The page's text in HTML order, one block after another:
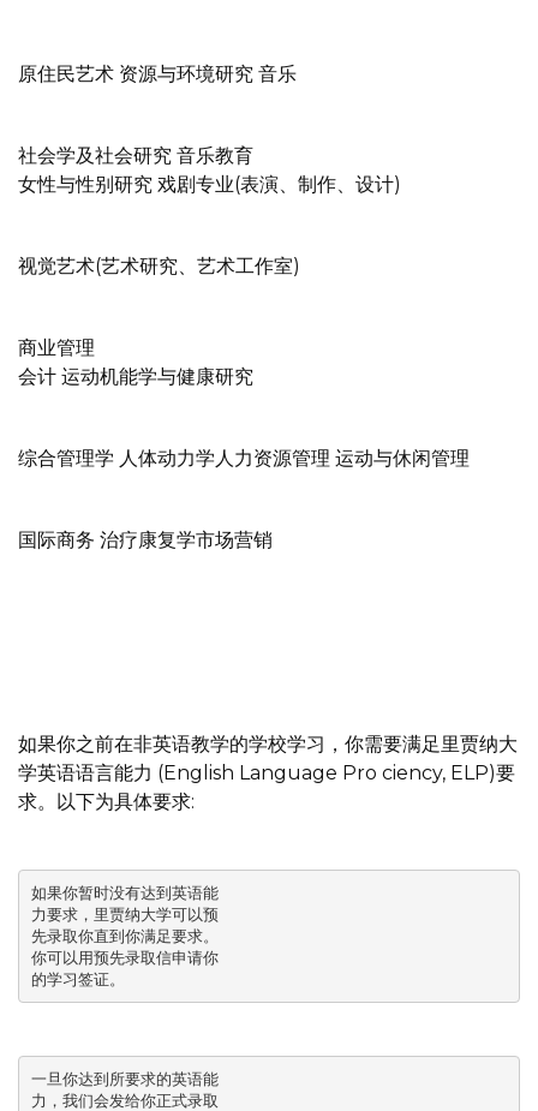
原住民艺术 资源与环境研究 音乐
社会学及社会研究 音乐教育
女性与性别研究 戏剧专业(表演、制作、设计)
视觉艺术(艺术研究、艺术工作室)
商业管理
会计 运动机能学与健康研究
综合管理学 人体动力学人力资源管理 运动与休闲管理
国际商务 治疗康复学市场营销
如果你之前在非英语教学的学校学习，你需要满足里贾纳大
学英语语言能力 (English Language Pro ciency, ELP)要
求。以下为具体要求:
如果你暂时没有达到英语能
力要求，里贾纳大学可以预
先录取你直到你满足要求。
你可以用预先录取信申请你
的学习签证。
一旦你达到所要求的英语能
力，我们会发给你正式录取